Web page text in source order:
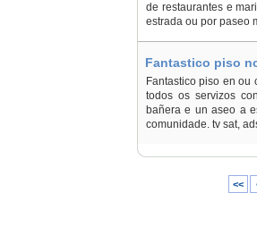
de restaurantes e
estrada ou por paseo
Fantastico piso
Fantastico piso en ou
todos os servizos
bañera e un aseo a
comunidade. tv sat,
<<